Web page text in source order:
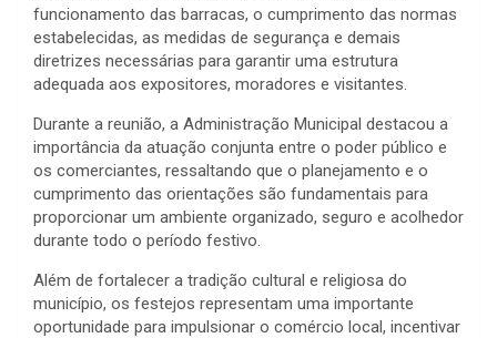
funcionamento das barracas, o cumprimento das normas
estabelecidas, as medidas de segurança e demais
diretrizes necessárias para garantir uma estrutura
adequada aos expositores, moradores e visitantes.
Durante a reunião, a Administração Municipal destacou a
importância da atuação conjunta entre o poder público e
os comerciantes, ressaltando que o planejamento e o
cumprimento das orientações são fundamentais para
proporcionar um ambiente organizado, seguro e acolhedor
durante todo o período festivo.
Além de fortalecer a tradição cultural e religiosa do
município, os festejos representam uma importante
oportunidade para impulsionar o comércio local, incentivar